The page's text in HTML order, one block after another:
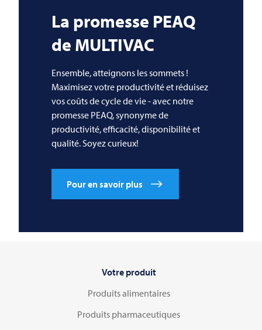
La promesse PEAQ
de MULTIVAC
Ensemble, atteignons les sommets !
Maximisez votre productivité et réduisez
vos coûts de cycle de vie - avec notre
promesse PEAQ, synonyme de
productivité, efficacité, disponibilité et
qualité. Soyez curieux!
Pour en savoir plus
Votre produit
Produits alimentaires
Produits pharmaceutiques